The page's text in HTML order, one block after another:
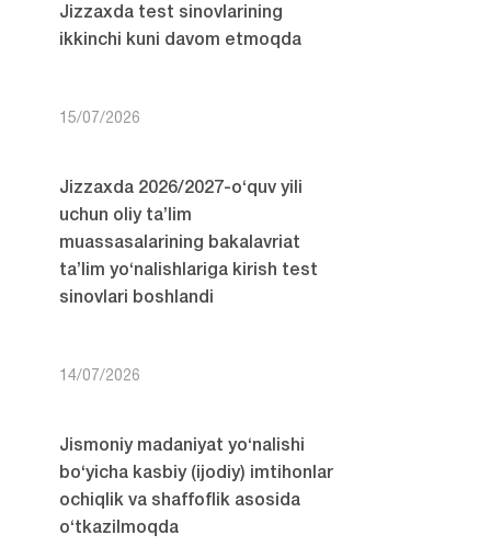
Jizzaxda test sinovlarining
ikkinchi kuni davom etmoqda
15/07/2026
Jizzaxda 2026/2027-o‘quv yili
uchun oliy ta’lim
muassasalarining bakalavriat
ta’lim yo‘nalishlariga kirish test
sinovlari boshlandi
14/07/2026
Jismoniy madaniyat yo‘nalishi
bo‘yicha kasbiy (ijodiy) imtihonlar
ochiqlik va shaffoflik asosida
o‘tkazilmoqda